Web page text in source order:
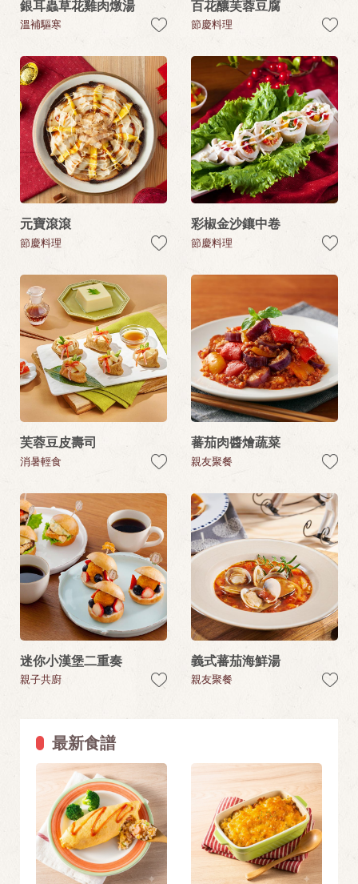
銀耳蟲草花雞肉燉湯
溫補驅寒
百花釀芙蓉豆腐
節慶料理
元寶滾滾
節慶料理
彩椒金沙鑲中卷
節慶料理
芙蓉豆皮壽司
消暑輕食
蕃茄肉醬燴蔬菜
親友聚餐
迷你小漢堡二重奏
親子共廚
義式蕃茄海鮮湯
親友聚餐
最新食譜